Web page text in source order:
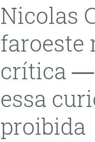
Nicolas
faroeste
crítica —
essa
proibida